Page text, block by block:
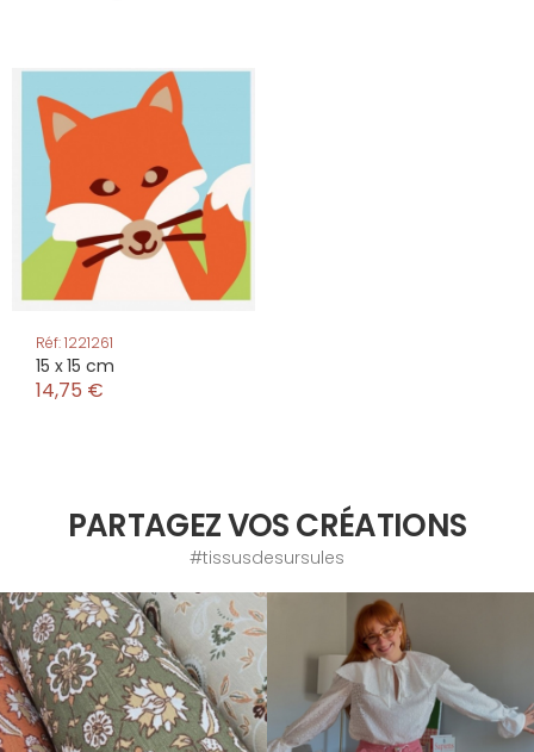
Réf: 1221261
15 x 15 cm
14,75 €
PARTAGEZ VOS CRÉATIONS
#tissusdesursules